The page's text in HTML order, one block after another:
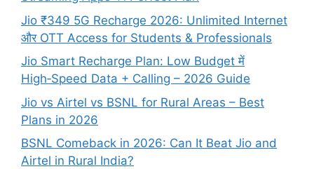
Jio ₹349 5G Recharge 2026: Unlimited Internet
और OTT Access for Students & Professionals
Jio Smart Recharge Plan: Low Budget में
High‑Speed Data + Calling – 2026 Guide
Jio vs Airtel vs BSNL for Rural Areas – Best
Plans in 2026
BSNL Comeback in 2026: Can It Beat Jio and
Airtel in Rural India?